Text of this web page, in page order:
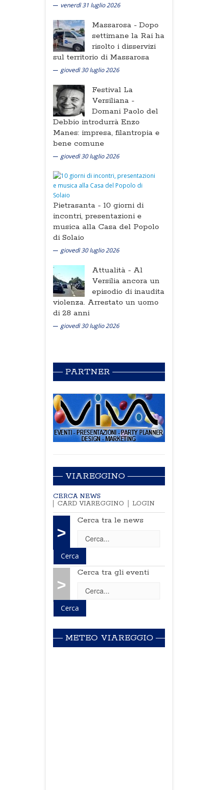
venerdì 31 luglio 2026
Massarosa - Dopo
settimane la Rai ha
risolto i disservizi
sul territorio di Massarosa
giovedì 30 luglio 2026
Festival La
Versiliana -
Domani Paolo del
Debbio introdurrà Enzo
Manes: impresa, filantropia e
bene comune
giovedì 30 luglio 2026
Pietrasanta - 10 giorni di
incontri, presentazioni e
musica alla Casa del Popolo
di Solaio
giovedì 30 luglio 2026
Attualità - Al
Versilia ancora un
episodio di inaudita
violenza. Arrestato un uomo
di 28 anni
giovedì 30 luglio 2026
PARTNER
VIAREGGINO
CERCA NEWS
CARD VIAREGGINO
LOGIN
>
Cerca tra le news
>
Cerca tra gli eventi
METEO VIAREGGIO